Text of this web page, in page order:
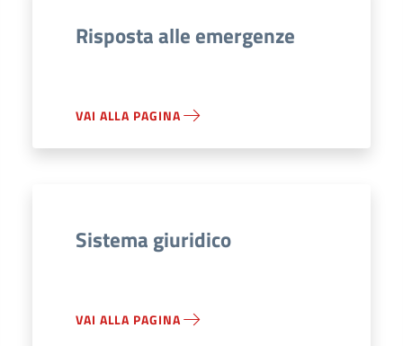
Risposta alle emergenze
VAI ALLA PAGINA
Sistema giuridico
VAI ALLA PAGINA